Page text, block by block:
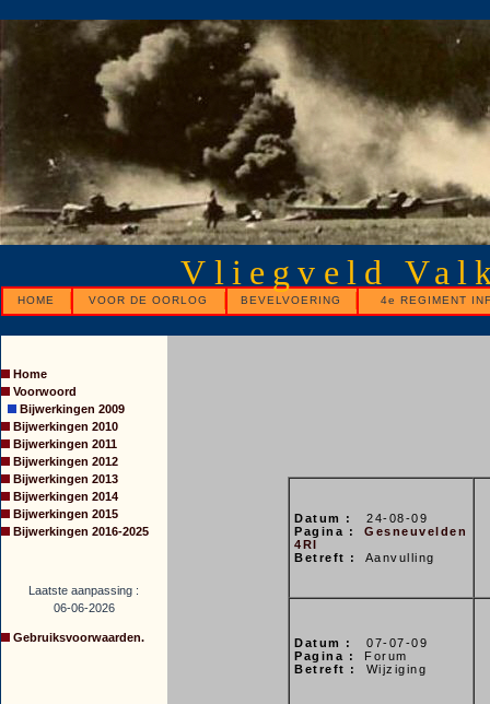
Vliegveld
HOME VOOR DE OORLOG BEVELVOERING 4e REGIMENT
Home
Voorwoord
Bijwerkingen 2009
Bijwerkingen 2010
Bijwerkingen 2011
Bijwerkingen 2012
Bijwerkingen 2013
Bijwerkingen 2014
Bijwerkingen 2015
Bijwerkingen 2016-2025
Laatste aanpassing :
06-06-2026
Gebruiksvoorwaarden.
Datum :
24-08-09
Pagina :
Gesneuvelden
4RI
Betreft :
Aanvulling
Datum :
07-07-09
Pagina :
Forum
Betreft :
Wijziging